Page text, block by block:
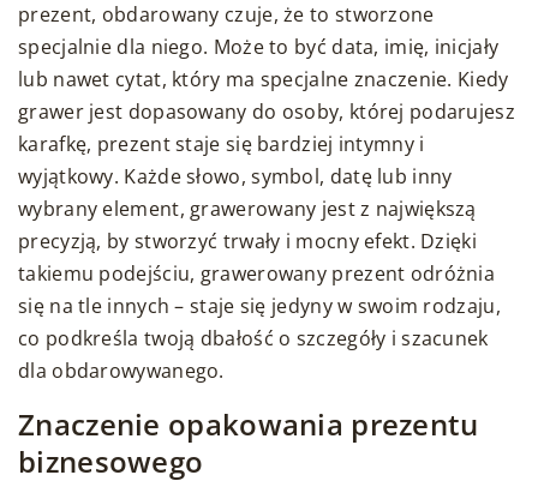
prezent, obdarowany czuje, że to stworzone
specjalnie dla niego. Może to być data, imię, inicjały
lub nawet cytat, który ma specjalne znaczenie. Kiedy
grawer jest dopasowany do osoby, której podarujesz
karafkę, prezent staje się bardziej intymny i
wyjątkowy. Każde słowo, symbol, datę lub inny
wybrany element, grawerowany jest z największą
precyzją, by stworzyć trwały i mocny efekt. Dzięki
takiemu podejściu, grawerowany prezent odróżnia
się na tle innych – staje się jedyny w swoim rodzaju,
co podkreśla twoją dbałość o szczegóły i szacunek
dla obdarowywanego.
Znaczenie opakowania prezentu
biznesowego